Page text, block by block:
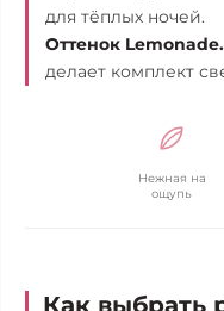
для тёплых ночей.
Оттенок Lemonade.
делает комплект
Нежная на
ощупь
Как выбрать